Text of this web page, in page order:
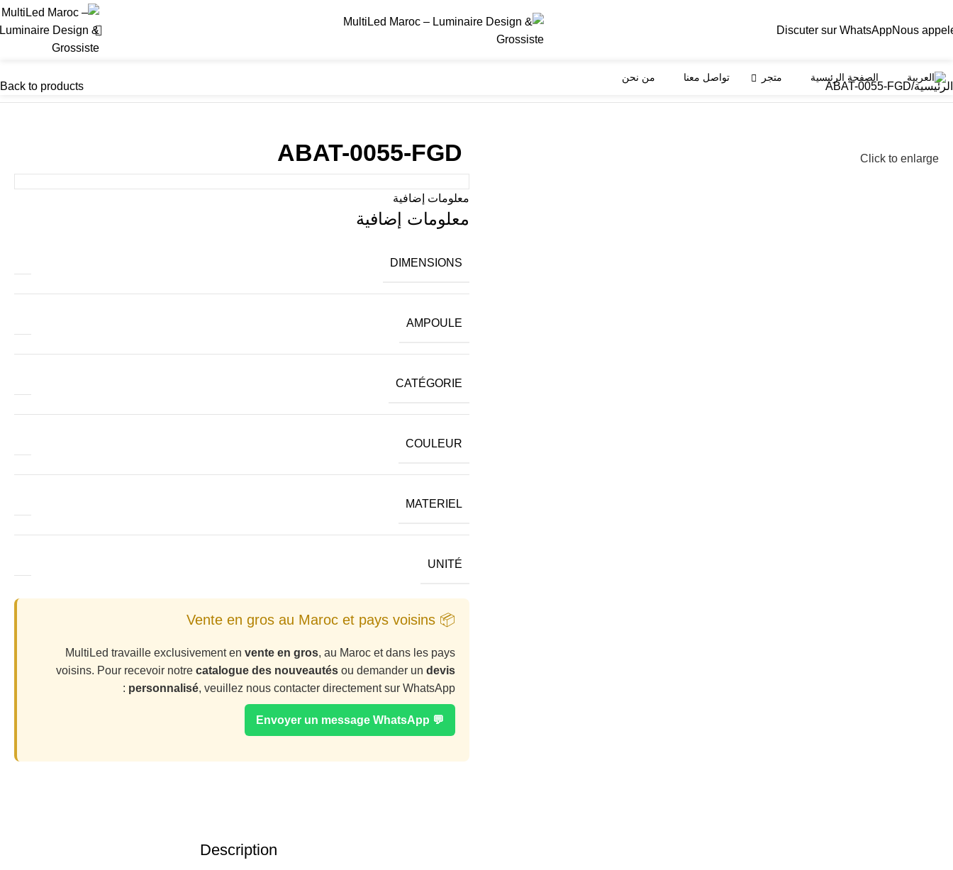
Nous
Discuter sur WhatsApp
الصفحة الرئيسية متجر تواصل معنا من نحن
الرئيسية ABAT-0055-FGD
Back to products
Click to enlarge
ABAT-0055-FGD
معلومات إضافية
معلومات إضافية
DIMENSIONS
AMPOULE
CATÉGORIE
COULEUR
MATERIEL
UNITÉ
📦 Vente en gros au Maroc et pays voisins
MultiLed travaille exclusivement en vente en gros, au Maroc et dans les pays
voisins. Pour recevoir notre catalogue des nouveautés ou demander un devis
personnalisé, veuillez nous contacter directement sur WhatsApp :
💬 Envoyer un message WhatsApp
Description